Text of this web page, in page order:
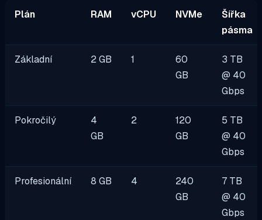
Plán RAM vCPU NVMe
Šířka
pásma
Základní 2 GB 1
60
GB
3 TB
@ 40
Gbps
Pokročilý
4
GB
2
120
GB
5 TB
@ 40
Gbps
Profesionální 8 GB 4
240
GB
7 TB
@ 40
Gbps